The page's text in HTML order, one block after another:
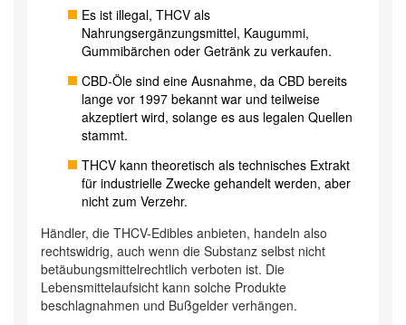
Es ist illegal, THCV als
Nahrungsergänzungsmittel, Kaugummi,
Gummibärchen oder Getränk zu verkaufen.
CBD-Öle sind eine Ausnahme, da CBD bereits
lange vor 1997 bekannt war und teilweise
akzeptiert wird, solange es aus legalen Quellen
stammt.
THCV kann theoretisch als technisches Extrakt
für industrielle Zwecke gehandelt werden, aber
nicht zum Verzehr.
Händler, die THCV-Edibles anbieten, handeln also
rechtswidrig, auch wenn die Substanz selbst nicht
betäubungsmittelrechtlich verboten ist. Die
Lebensmittelaufsicht kann solche Produkte
beschlagnahmen und Bußgelder verhängen.